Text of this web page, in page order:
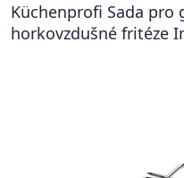
Küchenprofi Sada pro
horkovzdušné fritéze